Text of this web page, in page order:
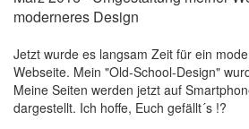
moderneres Design
Jetzt wurde es langsam Zeit für ein
Webseite. Mein "Old-School-Design"
Meine Seiten werden jetzt auf
dargestellt. Ich hoffe, Euch gefällt´s !?